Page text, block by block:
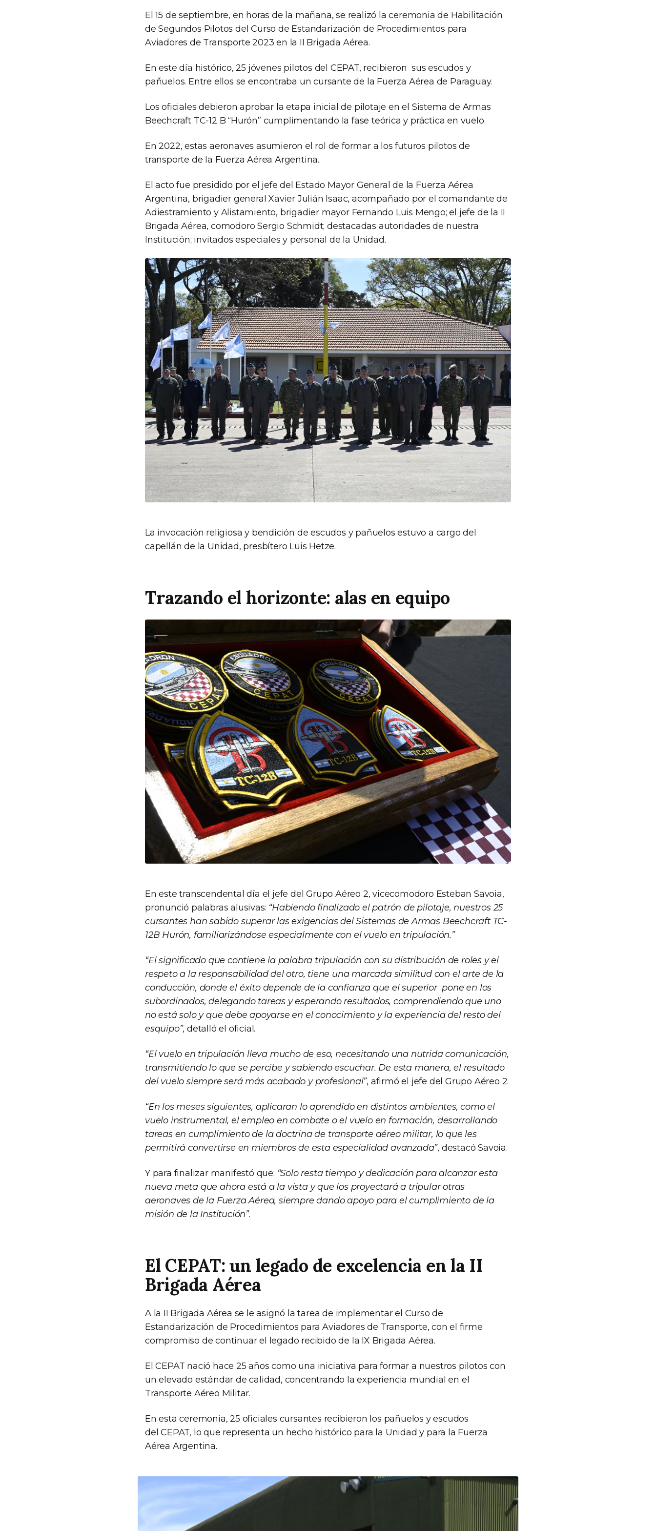
El 15 de septiembre, en horas de la mañana, se realizó la ceremonia de Habilitación
de Segundos Pilotos del Curso de Estandarización de Procedimientos para
Aviadores de Transporte 2023 en la II Brigada Aérea.
En este día histórico, 25 jóvenes pilotos del CEPAT, recibieron sus escudos y
pañuelos. Entre ellos se encontraba un cursante de la Fuerza Aérea de Paraguay.
Los oficiales debieron aprobar la etapa inicial de pilotaje en el Sistema de Armas
Beechcraft TC-12 B “Hurón” cumplimentando la fase teórica y práctica en vuelo.
En 2022, estas aeronaves asumieron el rol de formar a los futuros pilotos de
transporte de la Fuerza Aérea Argentina.
El acto fue presidido por el jefe del Estado Mayor General de la Fuerza Aérea
Argentina, brigadier general Xavier Julián Isaac, acompañado por el comandante de
Adiestramiento y Alistamiento, brigadier mayor Fernando Luis Mengo; el jefe de la II
Brigada Aérea, comodoro Sergio Schmidt; destacadas autoridades de nuestra
Institución; invitados especiales y personal de la Unidad.
La invocación religiosa y bendición de escudos y pañuelos estuvo a cargo del
capellán de la Unidad, presbítero Luis Hetze.
Trazando el horizonte: alas en equipo
En este transcendental día el jefe del Grupo Aéreo 2, vicecomodoro Esteban Savoia,
pronunció palabras alusivas: “Habiendo finalizado el patrón de pilotaje, nuestros 25
cursantes han sabido superar las exigencias del Sistemas de Armas Beechcraft TC-
12B Hurón, familiarizándose especialmente con el vuelo en tripulación.”
“El significado que contiene la palabra tripulación con su distribución de roles y el
respeto a la responsabilidad del otro, tiene una marcada similitud con el arte de la
conducción, donde el éxito depende de la confianza que el superior pone en los
subordinados, delegando tareas y esperando resultados, comprendiendo que uno
no está solo y que debe apoyarse en el conocimiento y la experiencia del resto del
esquipo”, detalló el oficial.
“El vuelo en tripulación lleva mucho de eso, necesitando una nutrida comunicación,
transmitiendo lo que se percibe y sabiendo escuchar. De esta manera, el resultado
del vuelo siempre será más acabado y profesional”, afirmó el jefe del Grupo Aéreo 2.
“En los meses siguientes, aplicaran lo aprendido en distintos ambientes, como el
vuelo instrumental, el empleo en combate o el vuelo en formación, desarrollando
tareas en cumplimiento de la doctrina de transporte aéreo militar, lo que les
permitirá convertirse en miembros de esta especialidad avanzada”, destacó Savoia.
Y para finalizar manifestó que: “Solo resta tiempo y dedicación para alcanzar esta
nueva meta que ahora está a la vista y que los proyectará a tripular otras
aeronaves de la Fuerza Aérea, siempre dando apoyo para el cumplimiento de la
misión de la Institución”.
El CEPAT: un legado de excelencia en la II
Brigada Aérea
A la II Brigada Aérea se le asignó la tarea de implementar el Curso de
Estandarización de Procedimientos para Aviadores de Transporte, con el firme
compromiso de continuar el legado recibido de la IX Brigada Aérea.
El CEPAT nació hace 25 años como una iniciativa para formar a nuestros pilotos con
un elevado estándar de calidad, concentrando la experiencia mundial en el
Transporte Aéreo Militar.
En esta ceremonia, 25 oficiales cursantes recibieron los pañuelos y escudos
del CEPAT, lo que representa un hecho histórico para la Unidad y para la Fuerza
Aérea Argentina.